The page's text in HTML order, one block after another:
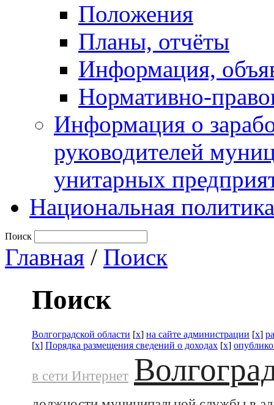
Положения
Планы, отчёты
Информация,
Нормативно-
Информация о
руководителей
унитарных
Национальная политика
Поиск
Главная / Поиск
Поиск
Волгоградской области [x] на сайте администрации [x]
[x] Порядка размещения сведений о доходах [x]
в сети Интернет